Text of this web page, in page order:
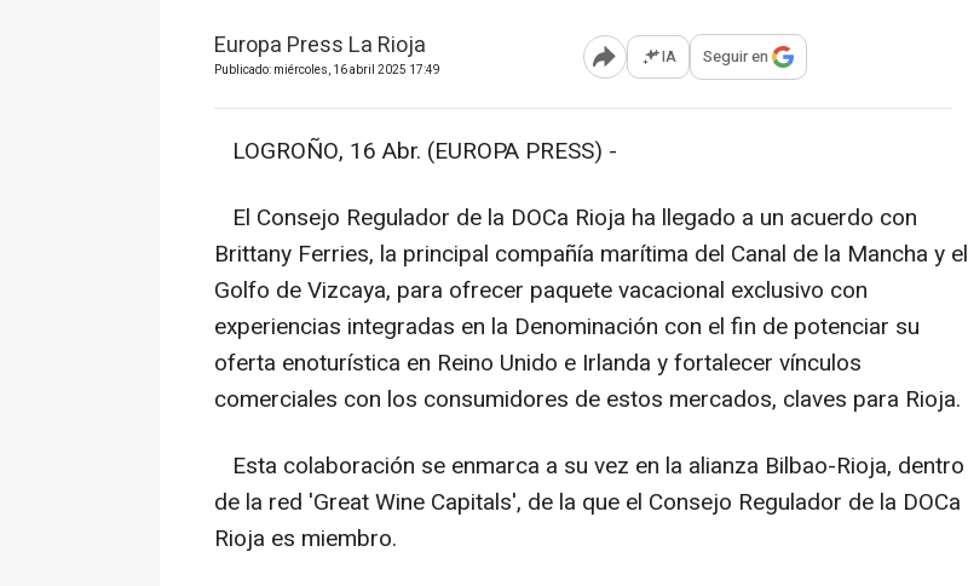
Europa Press La Rioja
Publicado: miércoles, 16 abril 2025 17:49 Abrir opciones para compartir
IA Seguir en
LOGROÑO, 16 Abr. (EUROPA PRESS) -
El Consejo Regulador de la DOCa Rioja ha llegado a un acuerdo con
Brittany Ferries, la principal compañía marítima del Canal de la Mancha y el
Golfo de Vizcaya, para ofrecer paquete vacacional exclusivo con
experiencias integradas en la Denominación con el fin de potenciar su
oferta enoturística en Reino Unido e Irlanda y fortalecer vínculos
comerciales con los consumidores de estos mercados, claves para Rioja.
Esta colaboración se enmarca a su vez en la alianza Bilbao-Rioja, dentro
de la red 'Great Wine Capitals', de la que el Consejo Regulador de la DOCa
Rioja es miembro.